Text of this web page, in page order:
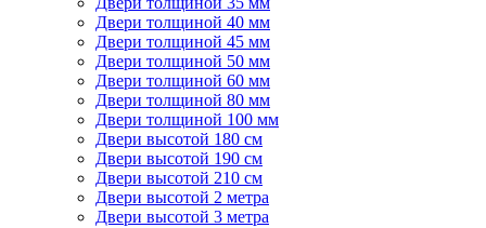
Двери толщиной 40 мм
Двери толщиной 45 мм
Двери толщиной 50 мм
Двери толщиной 60 мм
Двери толщиной 80 мм
Двери толщиной 100 мм
Двери высотой 180 см
Двери высотой 190 см
Двери высотой 210 см
Двери высотой 2 метра
Двери высотой 3 метра